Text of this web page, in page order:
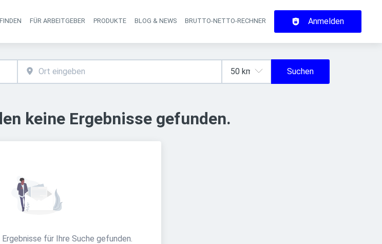
Haupt-Navigation
FÜR ARBEITGEBER PRODUKTE BLOG & NEWS BRUTTO-NETTO-RECHNER Anmelden
Suchen
keine Ergebnisse gefunden.
Ergebnisse für Ihre Suche gefunden.